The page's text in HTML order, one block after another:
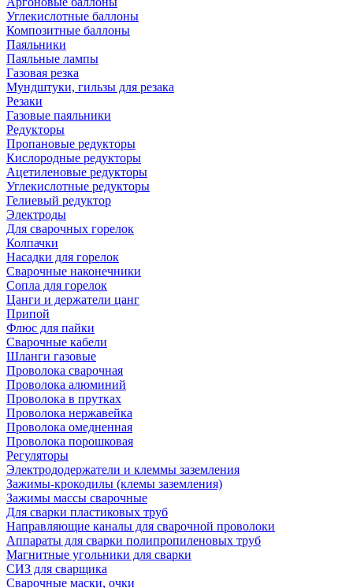
Углекислотные баллоны
Композитные баллоны
Паяльники
Паяльные лампы
Газовая резка
Мундштуки, гильзы для резака
Резаки
Газовые паяльники
Редукторы
Пропановые редукторы
Кислородные редукторы
Ацетиленовые редукторы
Углекислотные редукторы
Гелиевый редуктор
Электроды
Для сварочных горелок
Колпачки
Насадки для горелок
Сварочные наконечники
Сопла для горелок
Цанги и держатели цанг
Припой
Флюс для пайки
Сварочные кабели
Шланги газовые
Проволока сварочная
Проволока алюминий
Проволока в прутках
Проволока нержавейка
Проволока омедненная
Проволока порошковая
Регуляторы
Электрододержатели и клеммы заземления
Зажимы-крокодилы (клемы заземления)
Зажимы массы сварочные
Для сварки пластиковых труб
Направляющие каналы для сварочной проволоки
Аппараты для сварки полипропиленовых труб
Магнитные угольники для сварки
СИЗ для сварщика
Сварочные маски, очки